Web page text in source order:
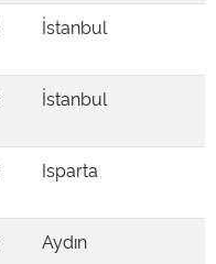
İstanbul
İstanbul
Isparta
Aydın